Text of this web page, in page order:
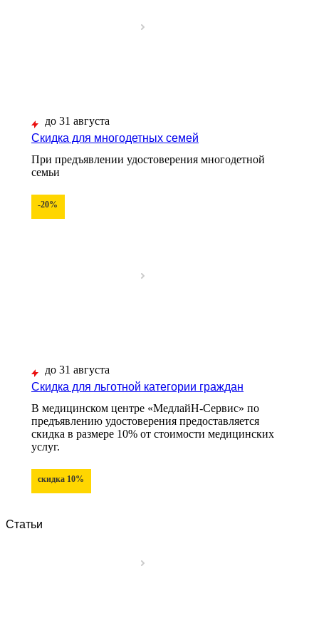
до 31 августа
Скидка для многодетных семей
При предъявлении удостоверения многодетной
семьи
-20%
до 31 августа
Скидка для льготной категории граждан
В медицинском центре «МедлайН-Сервис» по
предъявлению удостоверения предоставляется
скидка в размере 10% от стоимости медицинских
услуг.
скидка 10%
Статьи